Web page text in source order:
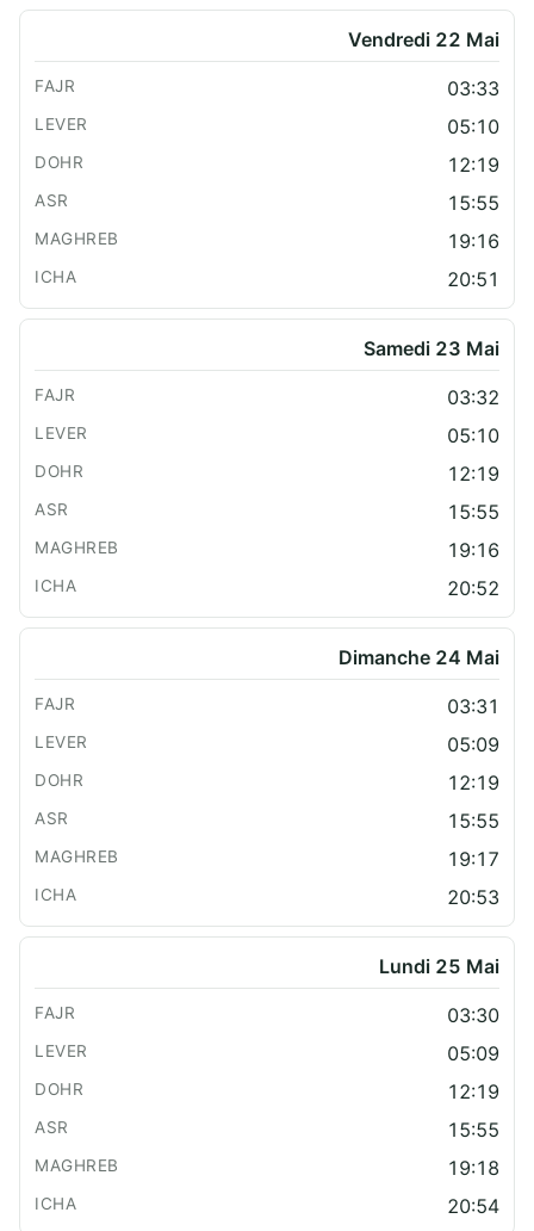
Vendredi 22 Mai
03:33
05:10
12:19
15:55
19:16
20:51
Samedi 23 Mai
03:32
05:10
12:19
15:55
19:16
20:52
Dimanche 24 Mai
03:31
05:09
12:19
15:55
19:17
20:53
Lundi 25 Mai
03:30
05:09
12:19
15:55
19:18
20:54